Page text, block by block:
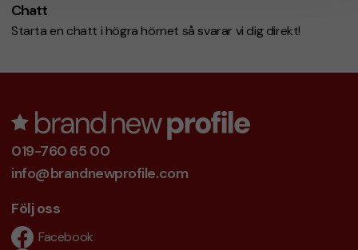
Chatt
Starta en chatt i högra hörnet så svarar vi dig direkt!
019-760 65 00
info@brandnewprofile.com
Följ oss
Facebook